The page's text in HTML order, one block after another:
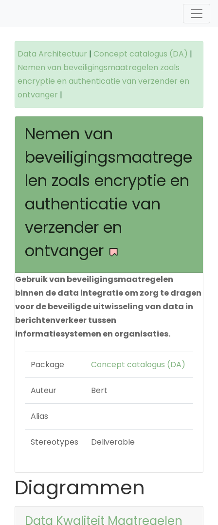
Data Architectuur | Concept catalogus (DA) |
Nemen van beveiligingsmaatregelen zoals
encryptie en authenticatie van verzender en
ontvanger |
Nemen van
beveiligingsmaatrege
len zoals encryptie en
authenticatie van
verzender en
ontvanger
Gebruik van beveiligingsmaatregelen
binnen de data integratie om zorg te dragen
voor de beveiligde uitwisseling van data in
berichtenverkeer tussen
informatiesystemen en organisaties.
Package Concept catalogus (DA)
Auteur Bert
Alias
Stereotypes Deliverable
Diagrammen
Data Kwaliteit Maatregelen